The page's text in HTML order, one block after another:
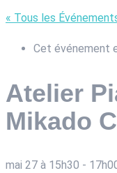
« Tous les
Cet événement
Atelier
Mikado
mai 27 à 15h30 -